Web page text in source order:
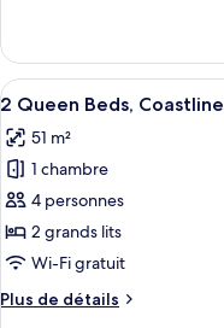
Bed,
Coastline
View,
Guest
Room
le
type
de
King
Coastline
View,
Guest
Room
Afficher
toutes
les
photos
pour
ce
type
chambre :
5
2 Queen Beds,
51 m²
1 chambre
4 personnes
2 grands lits
Wi-Fi gratuit
Plus de détails
Plus